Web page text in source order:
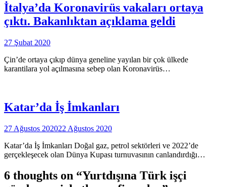
İtalya’da Koronavirüs vakaları ortaya
çıktı. Bakanlıktan açıklama geldi
27 Şubat 2020
Çin’de ortaya çıkıp dünya geneline yayılan bir çok ülkede
karantilara yol açılmasına sebep olan Koronavirüs…
Katar’da İş İmkanları
27 Ağustos 202022 Ağustos 2020
Katar’da İş İmkanları Doğal gaz, petrol sektörleri ve 2022’de
gerçekleşecek olan Dünya Kupası turnuvasının canlandırdığı…
6 thoughts on “Yurtdışına Türk işçi